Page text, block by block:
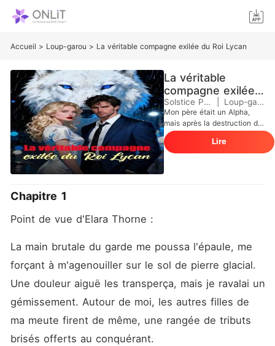
Accueil > Loup-garou > La véritable compagne exilée du Roi Lycan
La véritable
compagne exilée
du Roi Lycan
Solstice Page Loup-garou
Mon père était un Alpha,
mais après la destruction de
notre meute, je n'étais plus
qu'un butin de guerre
agenouillé devant le tyran
délibérément laissé tomber
un puissant aphrodisiaque à
mes pieds. Quand Kaelen
m'a surprise avec le sachet
en main, il a cru que
j'essayais de le droguer pour
sa fureur aveugle, il a
Lire
Chapitre 1
Point de vue d'Elara Thorne :
La main brutale du garde me poussa l'épaule, me
forçant à m'agenouiller sur le sol de pierre glacial.
Une douleur aiguë les transperça, mais je ravalai un
gémissement. Autour de moi, les autres filles de
ma meute firent de même, une rangée de tributs
brisés offerts au conquérant.